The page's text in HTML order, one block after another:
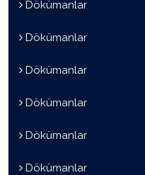
Dökümanlar
Dökümanlar
Dökümanlar
Dökümanlar
Dökümanlar
Dökümanlar